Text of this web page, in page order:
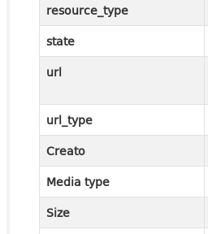
resource_type
state
url
url_type
Creato
Media type
Size